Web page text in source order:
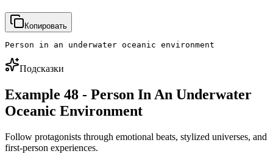
Копировать
Person in an underwater oceanic environment
Подсказки
Example 48 - Person In An Underwater
Oceanic Environment
Follow protagonists through emotional beats, stylized universes, and
first-person experiences.